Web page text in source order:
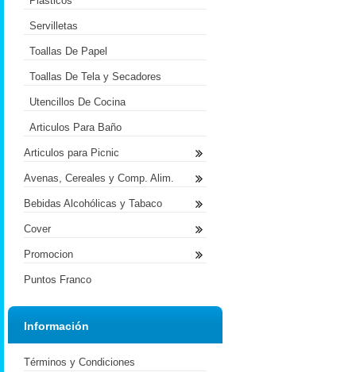
Servilletas
Toallas De Papel
Toallas De Tela y Secadores
Utencillos De Cocina
Articulos Para Baño
Articulos para Picnic
Avenas, Cereales y Comp. Alim.
Bebidas Alcohólicas y Tabaco
Cover
Promocion
Puntos Franco
Información
Términos y Condiciones